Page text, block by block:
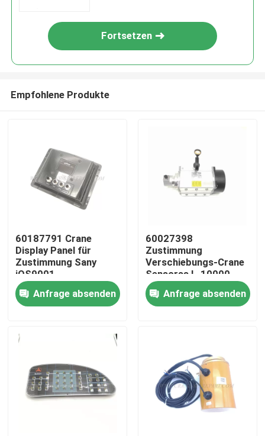
Startseite
Über uns
Fortsetzen
Empfohlene Produkte
60187791 Crane
Display Panel für
Zustimmung Sany
iOS9001
Anfrage absenden
60027398
Zustimmung
Verschiebungs-Crane
Sensorss L-10000-
24-C2 IOS9001
Anfrage absenden